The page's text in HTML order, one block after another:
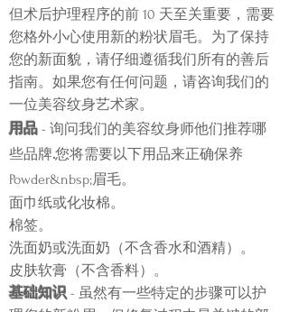
但术后护理程序的前 10 天至关重要，需要
您格外小心使用新的粉状眉毛。为了保持
您的新面貌，请仔细遵循我们所有的善后
指南。如果您有任何问题，请咨询我们的
一位美容纹身艺术家。
用品 - 询问我们的美容纹身师他们推荐哪
些品牌.您将需要以下用品来正确保养
Powder&nbsp;眉毛。
面巾纸或化妆棉。
棉签。
洗面奶或洗面奶（不含香水和酒精）。
皮肤软膏（不含香料）。
基础知识 - 虽然有一些特定的步骤可以护